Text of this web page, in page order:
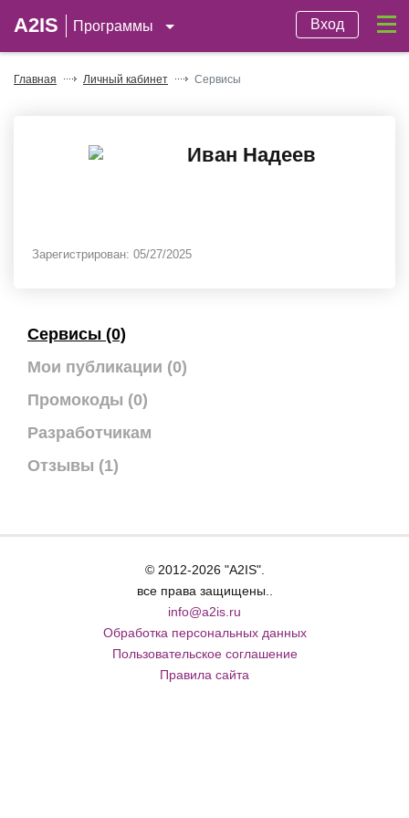
A2IS Программы Вход
Главная Личный кабинет Сервисы
Иван Надеев
Зарегистрирован: 05/27/2025
Сервисы (0)
Мои публикации (0)
Промокоды (0)
Разработчикам
Отзывы (1)
© 2012-2026 "A2IS".
все права защищены..
info@a2is.ru
Обработка персональных данных
Пользовательское соглашение
Правила сайта